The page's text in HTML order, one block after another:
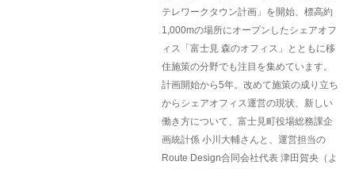
テレワークタウン計画」を開始、標高約
1,000mの場所にオープンしたシェアオフ
ィス「富士見 森のオフィス」とともに移
住施策の分野でも注目を集めています。
計画開始から5年。改めて施策の成り立ち
からシェアオフィス運営の現状、新しい
働き方について、富士見町役場総務課企
画統計係 小川大輔さんと、運営担当の
Route Design合同会社代表 津田賀央（よ